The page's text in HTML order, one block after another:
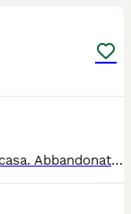
Tanti micini soli, cercano urgentemente casa. Abbandonati in strada a morire, hanno bisogno di famiglie amorevoli. Per info 340// 578//3// 896 l'adozione é possibile solo in appartamento, con protezioni a finestre e balconi. Vengono ceduti sverminati e vaccinati, Sopra i sei mesi, anche gia sterilizzati e testati fiv felv